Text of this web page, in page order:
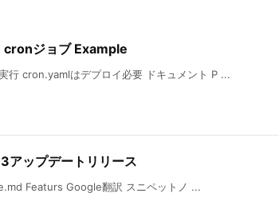
ジョブ Example
行 cron.yamlはデプロイ必要 ドキュメント P ...
アップデートリリース
Featurs Google翻訳 スニペットノ ...